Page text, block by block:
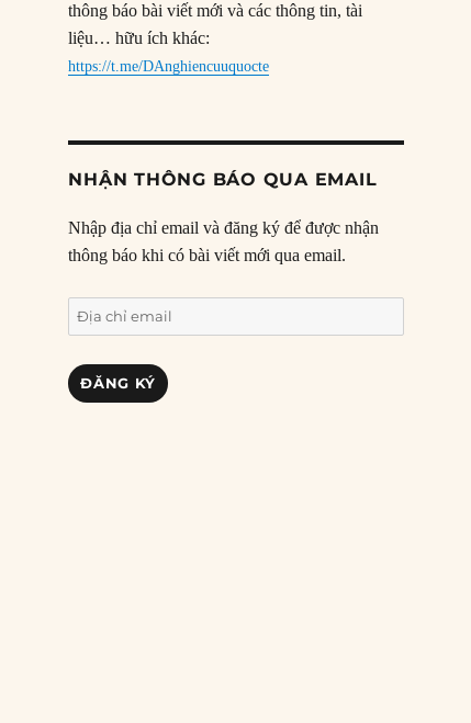
thông báo bài viết mới và các thông tin, tài
liệu… hữu ích khác:
https://t.me/DAnghiencuuquocte
NHẬN THÔNG BÁO QUA EMAIL
Nhập địa chỉ email và đăng ký để được nhận
thông báo khi có bài viết mới qua email.
Địa
chỉ
email
ĐĂNG KÝ